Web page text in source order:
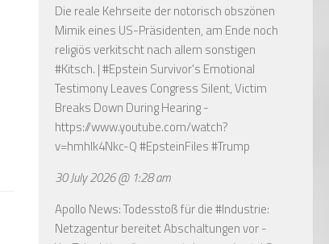
Die reale Kehrseite der notorisch obszönen
Mimik eines US-Präsidenten, am Ende noch
religiös verkitscht nach allem sonstigen
#Kitsch. | #Epstein Survivor's Emotional
Testimony Leaves Congress Silent, Victim
Breaks Down During Hearing -
https://www.youtube.com/watch?
v=hmhlk4Nkc-Q#EpsteinFiles #Trump
30 July 2026 @ 1:28 am
Apollo News: Todesstoß für die #Industrie:
Netzagentur bereitet Abschaltungen vor -